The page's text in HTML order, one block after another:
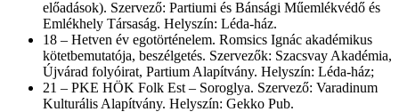
előadások). Szervező: Partiumi és Bánsági Műemlékvédő és
Emlékhely Társaság. Helyszín: Léda-ház.
18 – Hetven év egotörténelem. Romsics Ignác akadémikus
kötetbemutatója, beszélgetés. Szervezők: Szacsvay Akadémia,
Újvárad folyóirat, Partium Alapítvány. Helyszín: Léda-ház;
21 – PKE HÖK Folk Est – Soroglya. Szervező: Varadinum
Kulturális Alapítvány. Helyszín: Gekko Pub.